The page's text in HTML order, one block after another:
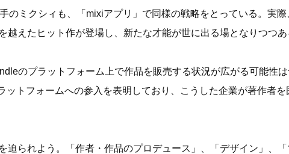
のミクシィも、「mixiアプリ」で同様の戦略をとっている。実
えたヒット作が登場し、新たな才能が世に出る場となりつつあ
のプラットフォーム上で作品を販売する状況が広がる可能性
トフォームへの参入を表明しており、こうした企業が著作者を
迫られよう。「作者・作品のプロデュース」、「デザイン」、